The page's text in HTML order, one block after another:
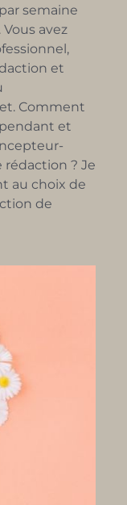
semaine
avez
et
Comment
et
? Je
au choix de
de